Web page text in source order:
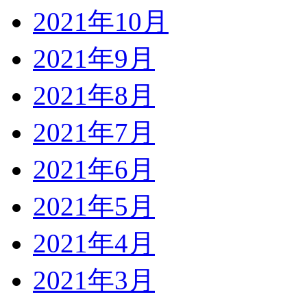
2021年10月
2021年9月
2021年8月
2021年7月
2021年6月
2021年5月
2021年4月
2021年3月